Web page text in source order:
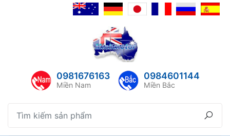
0981676163
Miền Nam
0984601144
Miền Bắc